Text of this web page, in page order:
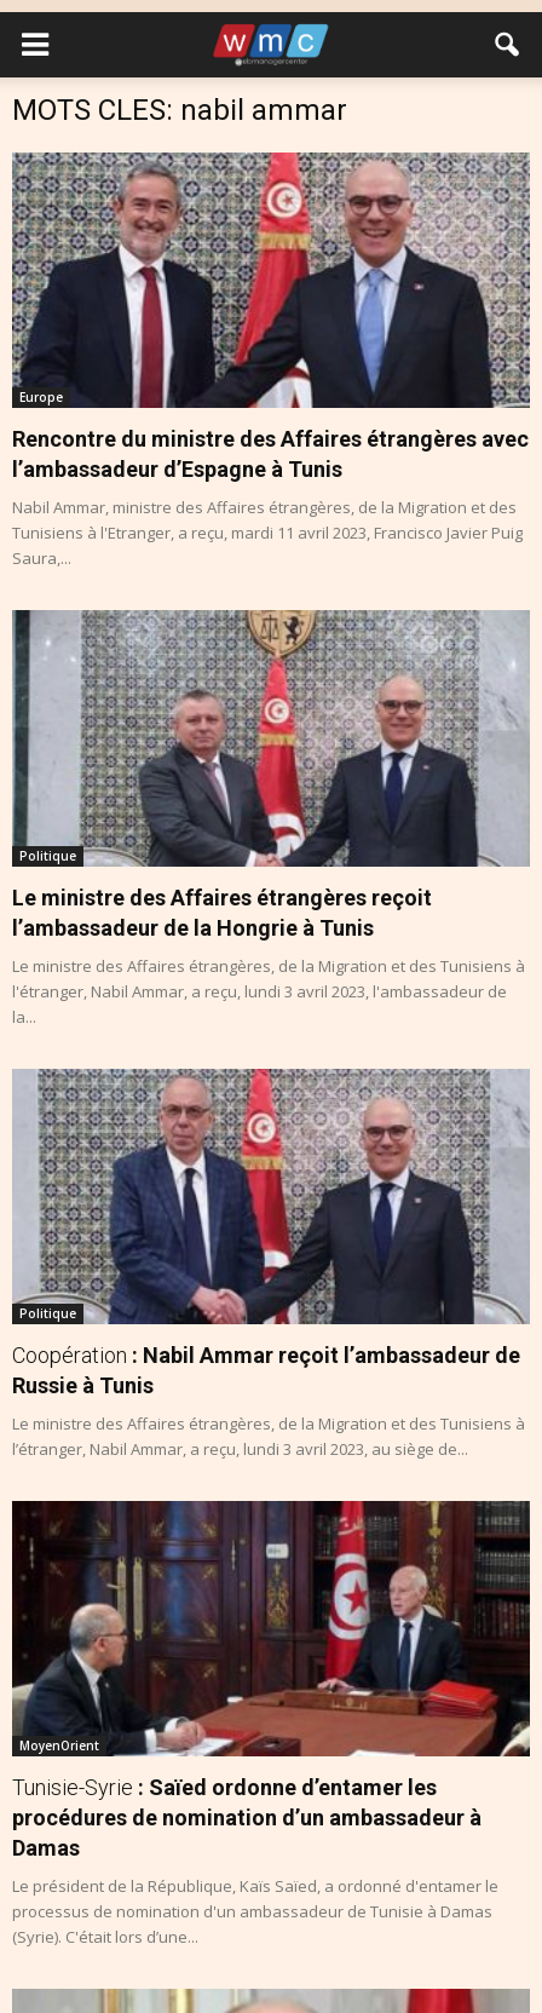
MOTS CLES: nabil ammar
Europe
Rencontre du ministre des Affaires étrangères avec
l’ambassadeur d’Espagne à Tunis
Nabil Ammar, ministre des Affaires étrangères, de la Migration et des
Tunisiens à l'Etranger, a reçu, mardi 11 avril 2023, Francisco Javier Puig
Saura,...
Politique
Le ministre des Affaires étrangères reçoit
l’ambassadeur de la Hongrie à Tunis
Le ministre des Affaires étrangères, de la Migration et des Tunisiens à
l'étranger, Nabil Ammar, a reçu, lundi 3 avril 2023, l'ambassadeur de
la...
Politique
Coopération : Nabil Ammar reçoit l’ambassadeur de
Russie à Tunis
Le ministre des Affaires étrangères, de la Migration et des Tunisiens à
l’étranger, Nabil Ammar, a reçu, lundi 3 avril 2023, au siège de...
MoyenOrient
Tunisie-Syrie : Saïed ordonne d’entamer les
procédures de nomination d’un ambassadeur à
Damas
Le président de la République, Kaïs Saïed, a ordonné d'entamer le
processus de nomination d'un ambassadeur de Tunisie à Damas
(Syrie). C'était lors d’une...